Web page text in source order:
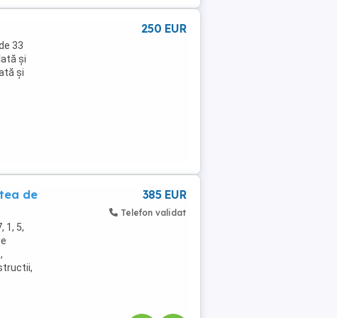
33
și
și
250 EUR
de
1, 5,
385 EUR
Telefon validat